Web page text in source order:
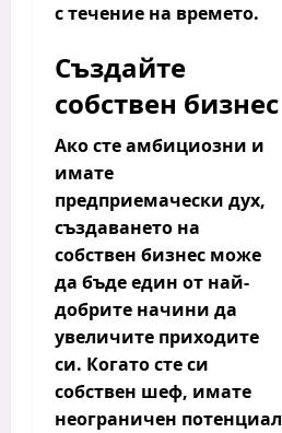
с течение на времето.
Създайте
собствен бизнес
Ако сте амбициозни и
имате
предприемачески дух,
създаването на
собствен бизнес може
да бъде един от най-
добрите начини да
увеличите приходите
си. Когато сте си
собствен шеф, имате
неограничен потенциал